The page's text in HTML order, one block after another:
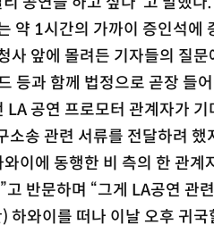
약 1시간의 가까이 증인석에
사 앞에 몰려든 기자들의 질문
등과 함께 법정으로 곧장 들
공연 프로모터 관계자가 기
송 관련 서류를 전달하려 했
이에 동행한 비 측의 한 관계
반문하며 “그게 LA공연 관
와이를 떠나 이날 오후 귀국